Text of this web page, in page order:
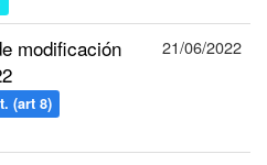
modificación
(art 8)
21/06/2022